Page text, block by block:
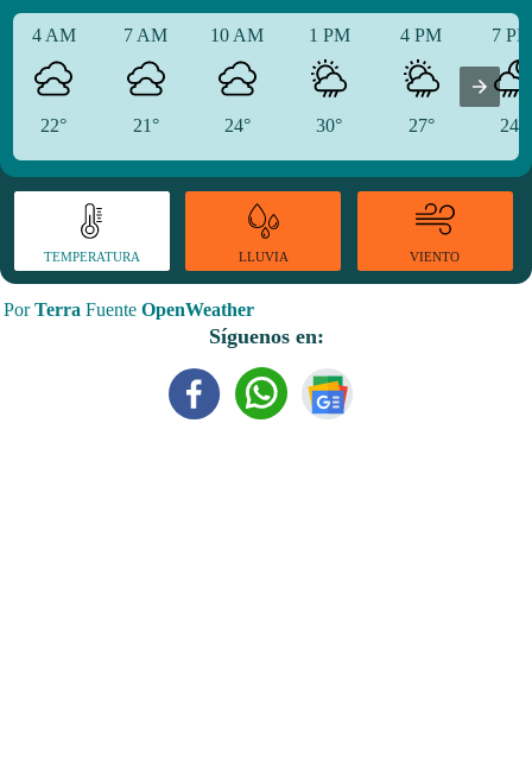
4 AM
22°
7 AM
21°
10 AM
24°
1 PM
30°
4 PM
27°
7
24°
TEMPERATURA LLUVIA VIENTO
PorTerra Fuente OpenWeather
Síguenos en: